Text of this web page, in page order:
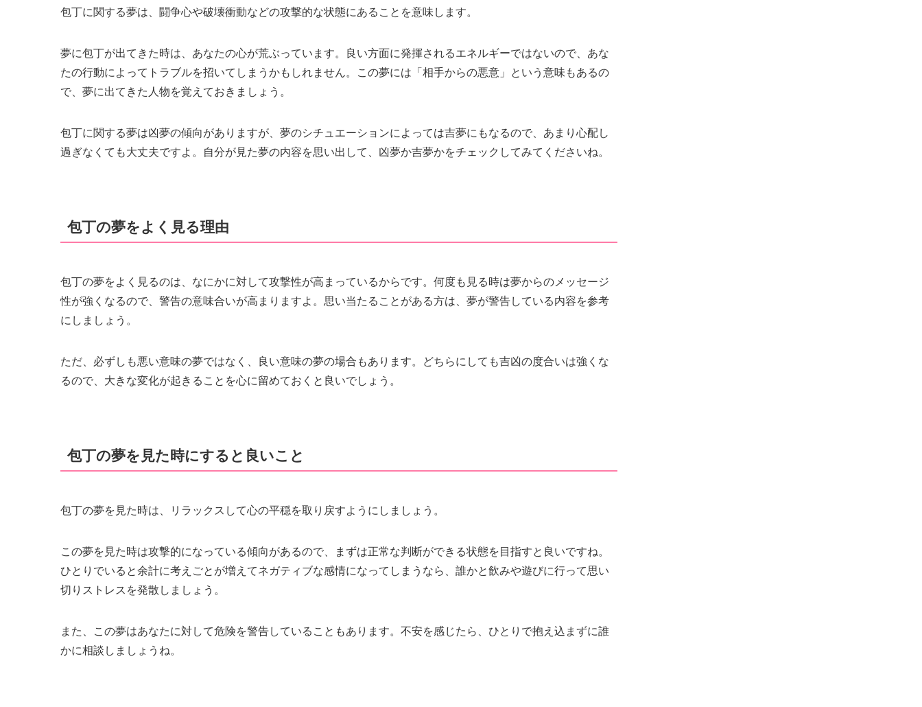
包丁に関する夢は、闘争心や破壊衝動などの攻撃的な状態にあることを意味します。
夢に包丁が出てきた時は、あなたの心が荒ぶっています。良い方面に発揮されるエネルギーではないので、あな
たの行動によってトラブルを招いてしまうかもしれません。この夢には「相手からの悪意」という意味もあるの
で、夢に出てきた人物を覚えておきましょう。
包丁に関する夢は凶夢の傾向がありますが、夢のシチュエーションによっては吉夢にもなるので、あまり心配し
過ぎなくても大丈夫ですよ。自分が見た夢の内容を思い出して、凶夢か吉夢かをチェックしてみてくださいね。
包丁の夢をよく見る理由
包丁の夢をよく見るのは、なにかに対して攻撃性が高まっているからです。何度も見る時は夢からのメッセージ
性が強くなるので、警告の意味合いが高まりますよ。思い当たることがある方は、夢が警告している内容を参考
にしましょう。
ただ、必ずしも悪い意味の夢ではなく、良い意味の夢の場合もあります。どちらにしても吉凶の度合いは強くな
るので、大きな変化が起きることを心に留めておくと良いでしょう。
包丁の夢を見た時にすると良いこと
包丁の夢を見た時は、リラックスして心の平穏を取り戻すようにしましょう。
この夢を見た時は攻撃的になっている傾向があるので、まずは正常な判断ができる状態を目指すと良いですね。
ひとりでいると余計に考えごとが増えてネガティブな感情になってしまうなら、誰かと飲みや遊びに行って思い
切りストレスを発散しましょう。
また、この夢はあなたに対して危険を警告していることもあります。不安を感じたら、ひとりで抱え込まずに誰
かに相談しましょうね。